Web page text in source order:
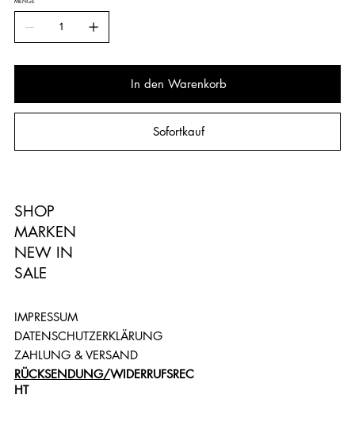
In den Warenkorb
Sofortkauf
SHOP
MARKEN
NEW IN
SALE
IMPRESSUM
DATENSCHUTZERKLÄRUNG
ZAHLUNG & VERSAND
RÜCKSENDUNG/WIDERRUFSREC
HT